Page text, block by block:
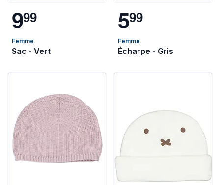
999
Femme
Sac - Vert
599
Femme
Écharpe - Gris